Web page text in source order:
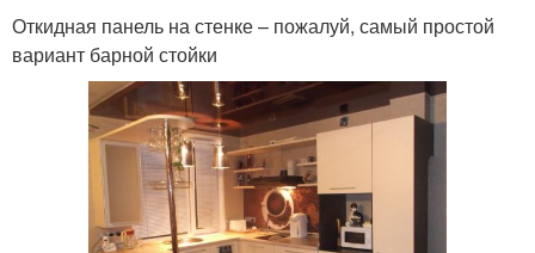
Откидная панель на стенке – пожалуй, самый простой
вариант барной стойки